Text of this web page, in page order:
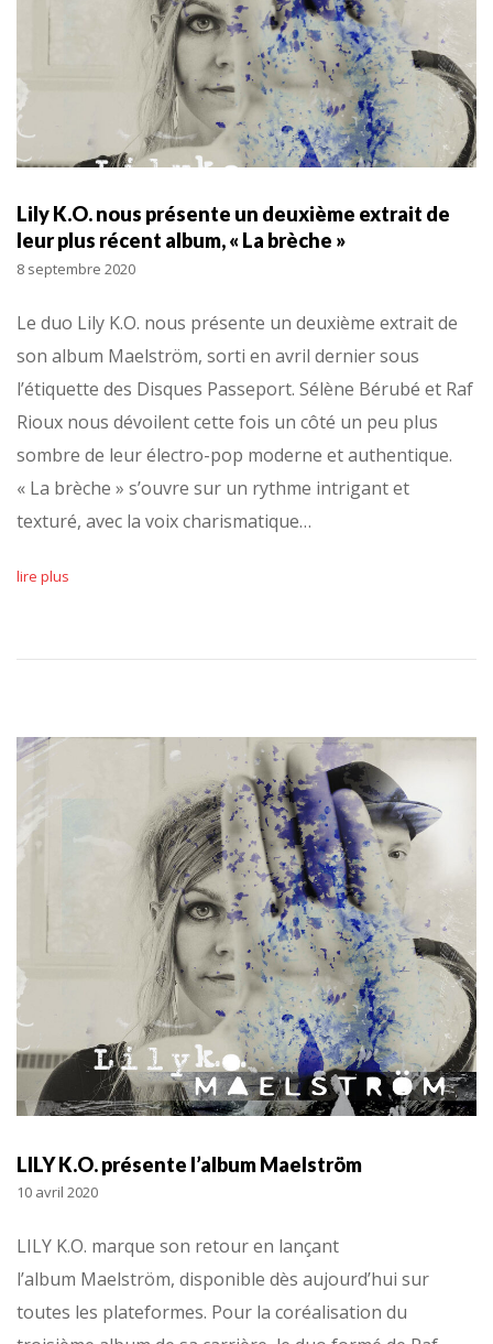
Lily K.O. nous présente un deuxième extrait de
leur plus récent album, « La brèche »
8 septembre 2020
Le duo Lily K.O. nous présente un deuxième extrait de
son album Maelström, sorti en avril dernier sous
l’étiquette des Disques Passeport. Sélène Bérubé et Raf
Rioux nous dévoilent cette fois un côté un peu plus
sombre de leur électro-pop moderne et authentique.
« La brèche » s’ouvre sur un rythme intrigant et
texturé, avec la voix charismatique…
lire plus
LILY K.O. présente l’album Maelström
10 avril 2020
LILY K.O. marque son retour en lançant
l’album Maelström, disponible dès aujourd’hui sur
toutes les plateformes. Pour la coréalisation du